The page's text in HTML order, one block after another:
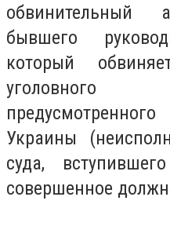
бывшего
который
уголовного
Украины
суда,
совершенное